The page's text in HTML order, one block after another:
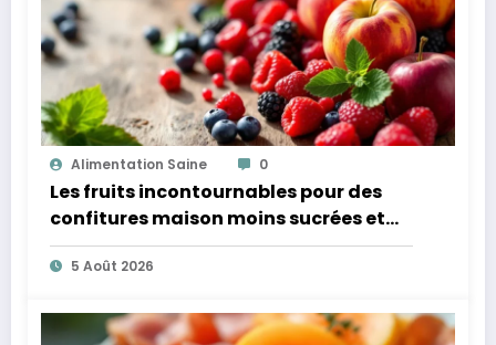
Alimentation Saine 0
Les fruits incontournables pour des
confitures maison moins sucrées et
plus légères
5 Août 2026